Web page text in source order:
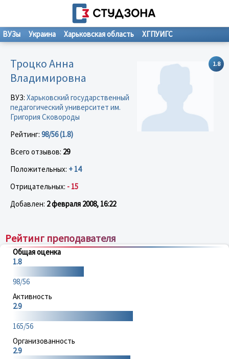
ВУЗы Украина Харьковская область ХГПУИГС
1.8
Троцко Анна
Владимировна
ВУЗ: Харьковский государственный
педагогический университет им.
Григория Сковороды
Рейтинг: 98/56 (1.8)
Всего отзывов: 29
Положительных: + 14
Отрицательных: - 15
Добавлен: 2 февраля 2008, 16:22
Рейтинг преподавателя
Общая оценка
1.8
98/56
Активность
2.9
165/56
Организованность
2.9